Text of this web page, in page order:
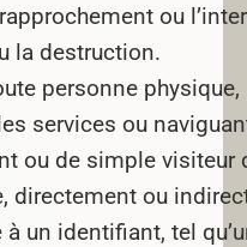
ou
la destruction.
personne
services ou
ou de simple visiteur
directement ou
un identifiant, tel